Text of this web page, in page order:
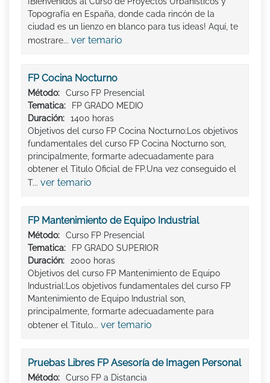
Topografía en España, donde cada rincón de la
ciudad es un lienzo en blanco para tus ideas! Aquí, te
mostrare... ver temario
FP Cocina Nocturno
Método:
Curso FP Presencial
Tematica:
FP GRADO MEDIO
Duración:
1400 horas
Objetivos del curso FP Cocina Nocturno:Los objetivos
fundamentales del curso FP Cocina Nocturno son,
principalmente, formarte adecuadamente para
obtener el Titulo Oficial de FP.Una vez conseguido el
T... ver temario
FP Mantenimiento de Equipo Industrial
Método:
Curso FP Presencial
Tematica:
FP GRADO SUPERIOR
Duración:
2000 horas
Objetivos del curso FP Mantenimiento de Equipo
Industrial:Los objetivos fundamentales del curso FP
Mantenimiento de Equipo Industrial son,
principalmente, formarte adecuadamente para
obtener el Titulo... ver temario
Pruebas Libres FP Asesoría de Imagen Personal
Método:
Curso FP a Distancia